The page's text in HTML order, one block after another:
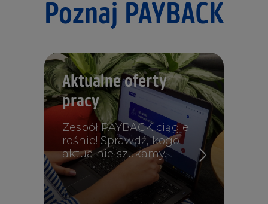
Poznaj PAYBACK
Aktualne oferty
pracy
Zespół PAYBACK ciągle
rośnie! Sprawdź, kogo
aktualnie szukamy.